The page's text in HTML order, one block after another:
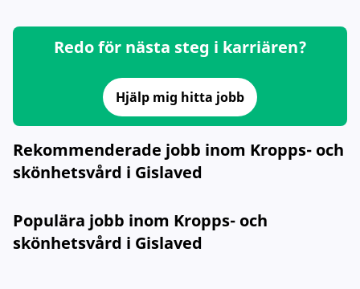
Redo för nästa steg i karriären?
Hjälp mig hitta jobb
Rekommenderade jobb inom Kropps- och
skönhetsvård i Gislaved
Populära jobb inom Kropps- och
skönhetsvård i Gislaved